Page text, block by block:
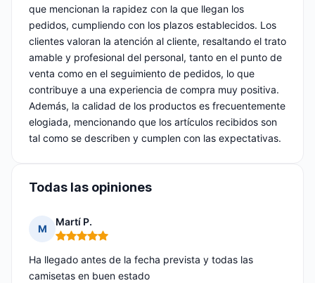
que mencionan la rapidez con la que llegan los
pedidos, cumpliendo con los plazos establecidos. Los
clientes valoran la atención al cliente, resaltando el trato
amable y profesional del personal, tanto en el punto de
venta como en el seguimiento de pedidos, lo que
contribuye a una experiencia de compra muy positiva.
Además, la calidad de los productos es frecuentemente
elogiada, mencionando que los artículos recibidos son
tal como se describen y cumplen con las expectativas.
Todas las opiniones
M
Martí P.
Nota: 5 de 5
Ha llegado antes de la fecha prevista y todas las
camisetas en buen estado